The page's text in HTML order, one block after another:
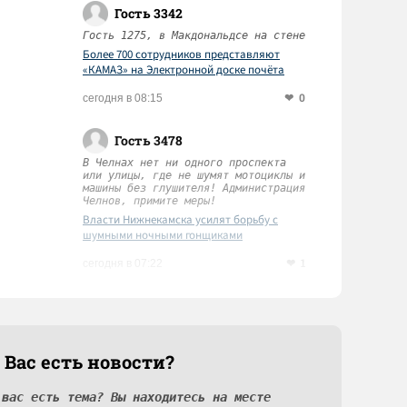
Гость 3342
Гость 1275, в Макдональдсе на стене
Более 700 сотрудников представляют
«КАМАЗ» на Электронной доске почёта
сегодня в 08:15 0
Гость 3478
В Челнах нет ни одного проспекта
или улицы, где не шумят мотоциклы и
машины без глушителя! Администрация
Челнов, примите меры!
Власти Нижнекамска усилят борьбу с
шумными ночными гонщиками
есть новости?
есть тема? Вы находитесь на месте